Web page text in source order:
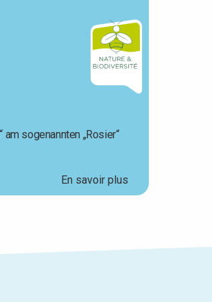
sogenannten „Rosier“
En savoir plus